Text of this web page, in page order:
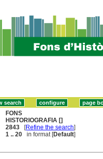
FONS
HISTORIOGRAFIA []
2843 [Refine the search]
1 .. 20 in format [Default]